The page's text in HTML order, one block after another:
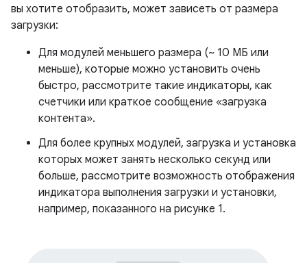
вы хотите отобразить, может зависеть от размера
загрузки:
Для модулей меньшего размера (~ 10 МБ или
меньше), которые можно установить очень
быстро, рассмотрите такие индикаторы, как
счетчики или краткое сообщение «загрузка
контента».
Для более крупных модулей, загрузка и установка
которых может занять несколько секунд или
больше, рассмотрите возможность отображения
индикатора выполнения загрузки и установки,
например, показанного на рисунке 1.